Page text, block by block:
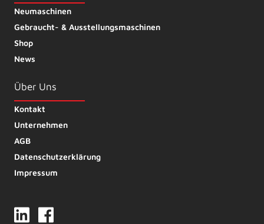
Neumaschinen
Gebraucht- & Ausstellungsmaschinen
Shop
News
Über Uns
Kontakt
Unternehmen
AGB
Datenschutzerklärung
Impressum